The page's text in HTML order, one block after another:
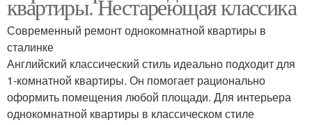
квартиры. Нестареющая классика
Современный ремонт однокомнатной квартиры в
сталинке
Английский классический стиль идеально подходит для
1-комнатной квартиры. Он помогает рационально
оформить помещения любой площади. Для интерьера
однокомнатной квартиры в классическом стиле